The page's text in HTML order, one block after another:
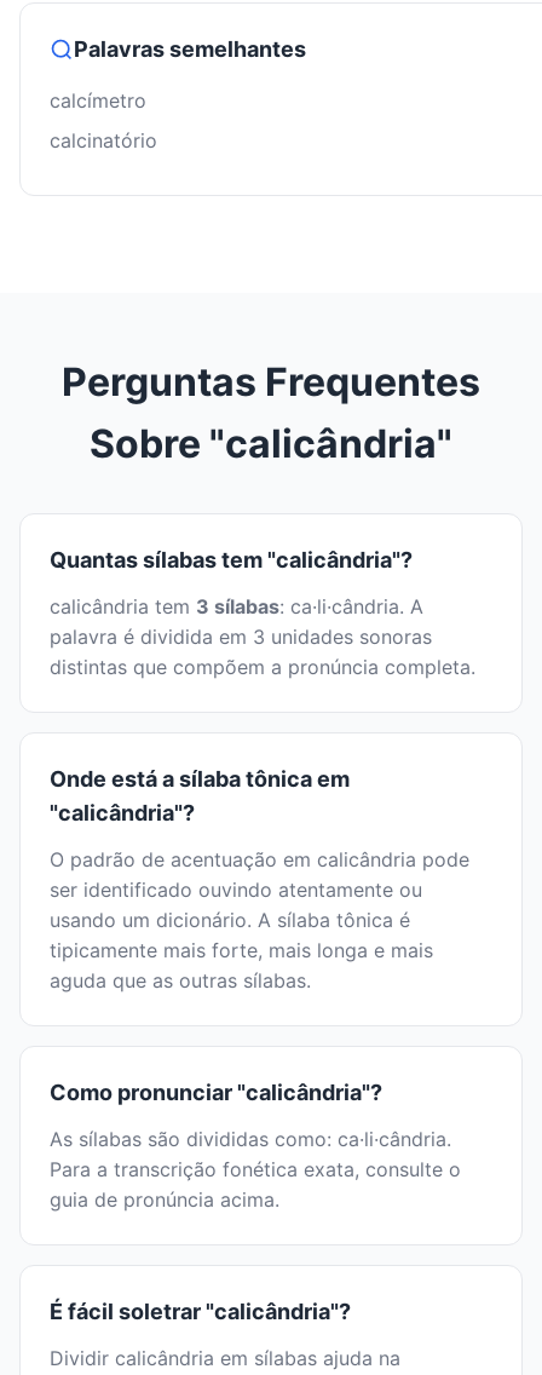
Palavras semelhantes
calcímetro
calcinatório
Perguntas Frequentes
Sobre "calicândria"
Quantas sílabas tem "calicândria"?
calicândria tem 3 sílabas: ca·li·cândria. A
palavra é dividida em 3 unidades sonoras
distintas que compõem a pronúncia completa.
Onde está a sílaba tônica em
"calicândria"?
O padrão de acentuação em calicândria pode
ser identificado ouvindo atentamente ou
usando um dicionário. A sílaba tônica é
tipicamente mais forte, mais longa e mais
aguda que as outras sílabas.
Como pronunciar "calicândria"?
As sílabas são divididas como: ca·li·cândria.
Para a transcrição fonética exata, consulte o
guia de pronúncia acima.
É fácil soletrar "calicândria"?
Dividir calicândria em sílabas ajuda na